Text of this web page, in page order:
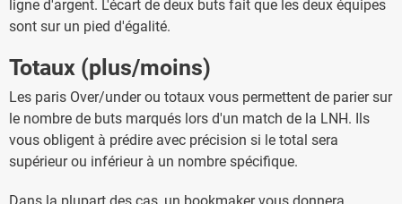
ligne d'argent. L'écart de deux buts fait que les deux équipes
sont sur un pied d'égalité.
Totaux (plus/moins)
Les paris Over/under ou totaux vous permettent de parier sur
le nombre de buts marqués lors d'un match de la LNH. Ils
vous obligent à prédire avec précision si le total sera
supérieur ou inférieur à un nombre spécifique.